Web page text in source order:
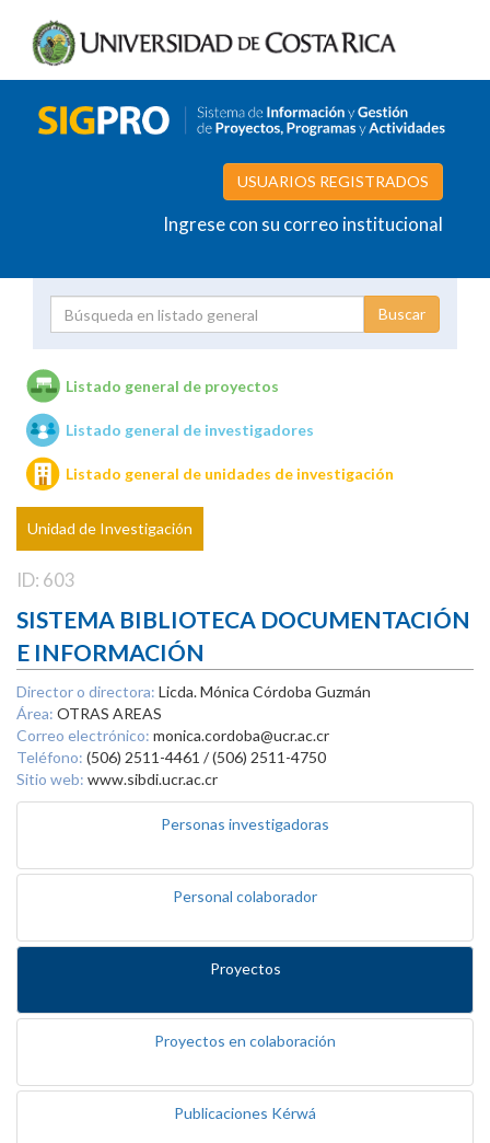
USUARIOS REGISTRADOS
Ingrese con su correo institucional
Unidades de investigación
Listado general de proyectos
Listado general de investigadores
Listado general de unidades de investigación
Unidad de Investigación
ID: 603
SISTEMA BIBLIOTECA DOCUMENTACIÓN
E INFORMACIÓN
Director o directora: Licda. Mónica Córdoba Guzmán
Área: OTRAS AREAS
Correo electrónico: monica.cordoba@ucr.ac.cr
Teléfono: (506) 2511-4461 / (506) 2511-4750
Sitio web: www.sibdi.ucr.ac.cr
Personas investigadoras
Personal colaborador
Proyectos
Proyectos en colaboración
Publicaciones Kérwá